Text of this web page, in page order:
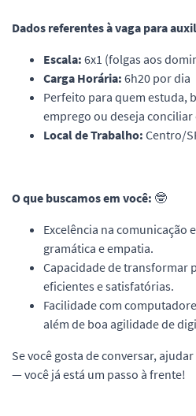
Dados referentes à vaga para
Escala: 6x1 (folgas aos
Carga Horária: 6h20 por dia
Perfeito para quem estuda,
emprego ou deseja
Local de Trabalho: Centro/
O que buscamos em você: 🤓
Excelência na comunicação
gramática e empatia.
Capacidade de transformar
eficientes e satisfatórias.
Facilidade com
além de boa agilidade de
Se você gosta de conversar,
— você já está um passo à frente!